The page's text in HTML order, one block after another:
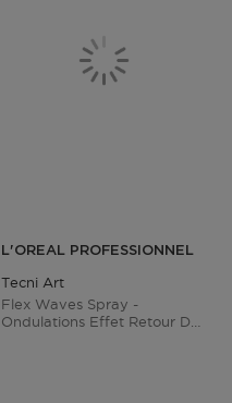
L'OREAL PROFESSIONNEL
Tecni Art
Flex Waves Spray -
Ondulations Effet Retour De